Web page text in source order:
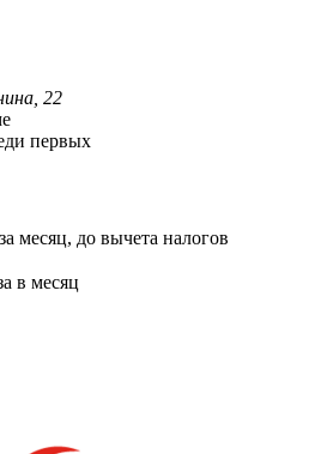
22
первых
за месяц, до вычета налогов
в месяц